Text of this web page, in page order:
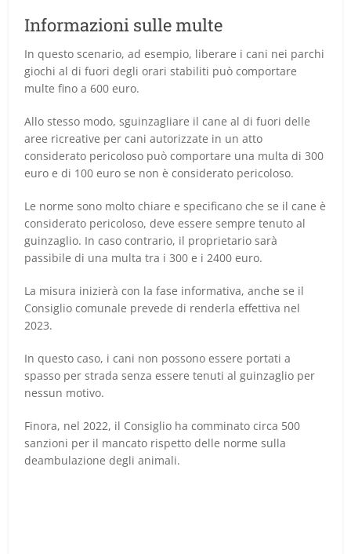
Informazioni sulle multe
In questo scenario, ad esempio, liberare i cani nei parchi
giochi al di fuori degli orari stabiliti può comportare
multe fino a 600 euro.
Allo stesso modo, sguinzagliare il cane al di fuori delle
aree ricreative per cani autorizzate in un atto
considerato pericoloso può comportare una multa di 300
euro e di 100 euro se non è considerato pericoloso.
Le norme sono molto chiare e specificano che se il cane è
considerato pericoloso, deve essere sempre tenuto al
guinzaglio. In caso contrario, il proprietario sarà
passibile di una multa tra i 300 e i 2400 euro.
La misura inizierà con la fase informativa, anche se il
Consiglio comunale prevede di renderla effettiva nel
2023.
In questo caso, i cani non possono essere portati a
spasso per strada senza essere tenuti al guinzaglio per
nessun motivo.
Finora, nel 2022, il Consiglio ha comminato circa 500
sanzioni per il mancato rispetto delle norme sulla
deambulazione degli animali.